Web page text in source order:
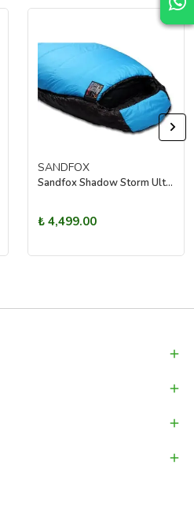
SANDFOX
Sandfox Shadow Storm Ultralight V2 -22 C Uyku Tulumu Medium
₺ 4,499.00